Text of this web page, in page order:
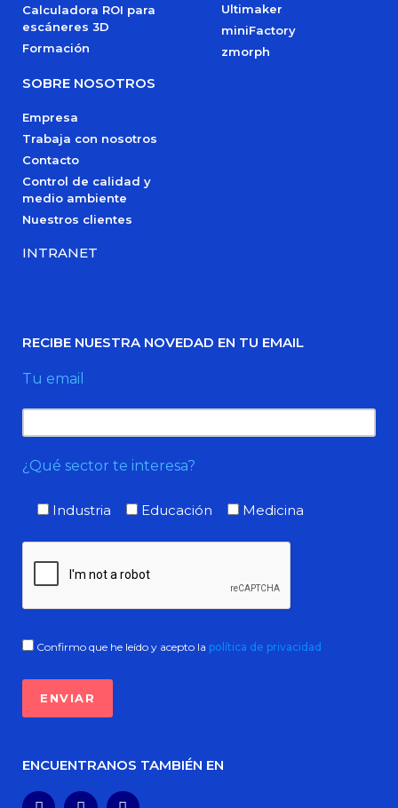
Calculadora ROI para
escáneres 3D
Formación
SOBRE NOSOTROS
Empresa
Trabaja con nosotros
Contacto
Control de calidad y
medio ambiente
Nuestros clientes
INTRANET
Ultimaker
miniFactory
zmorph
RECIBE NUESTRA NOVEDAD EN TU EMAIL
Tu email
¿Qué sector te interesa?
Industria Educación Medicina
Confirmo que he leído y acepto la política de privacidad
ENCUENTRANOS TAMBIÉN EN